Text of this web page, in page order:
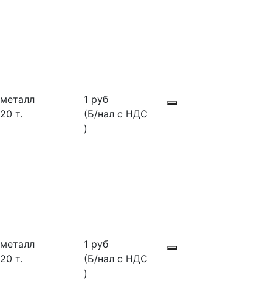
металл
20 т.
1 руб
(Б/нал с НДС
)
металл
20 т.
1 руб
(Б/нал с НДС
)